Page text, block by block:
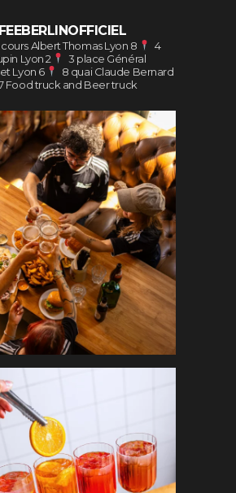
cours Albert Thomas Lyon 8
4
Lyon 2
3 place Général
Lyon 6
8 quai Claude Bernard
Food truck and Beer truck